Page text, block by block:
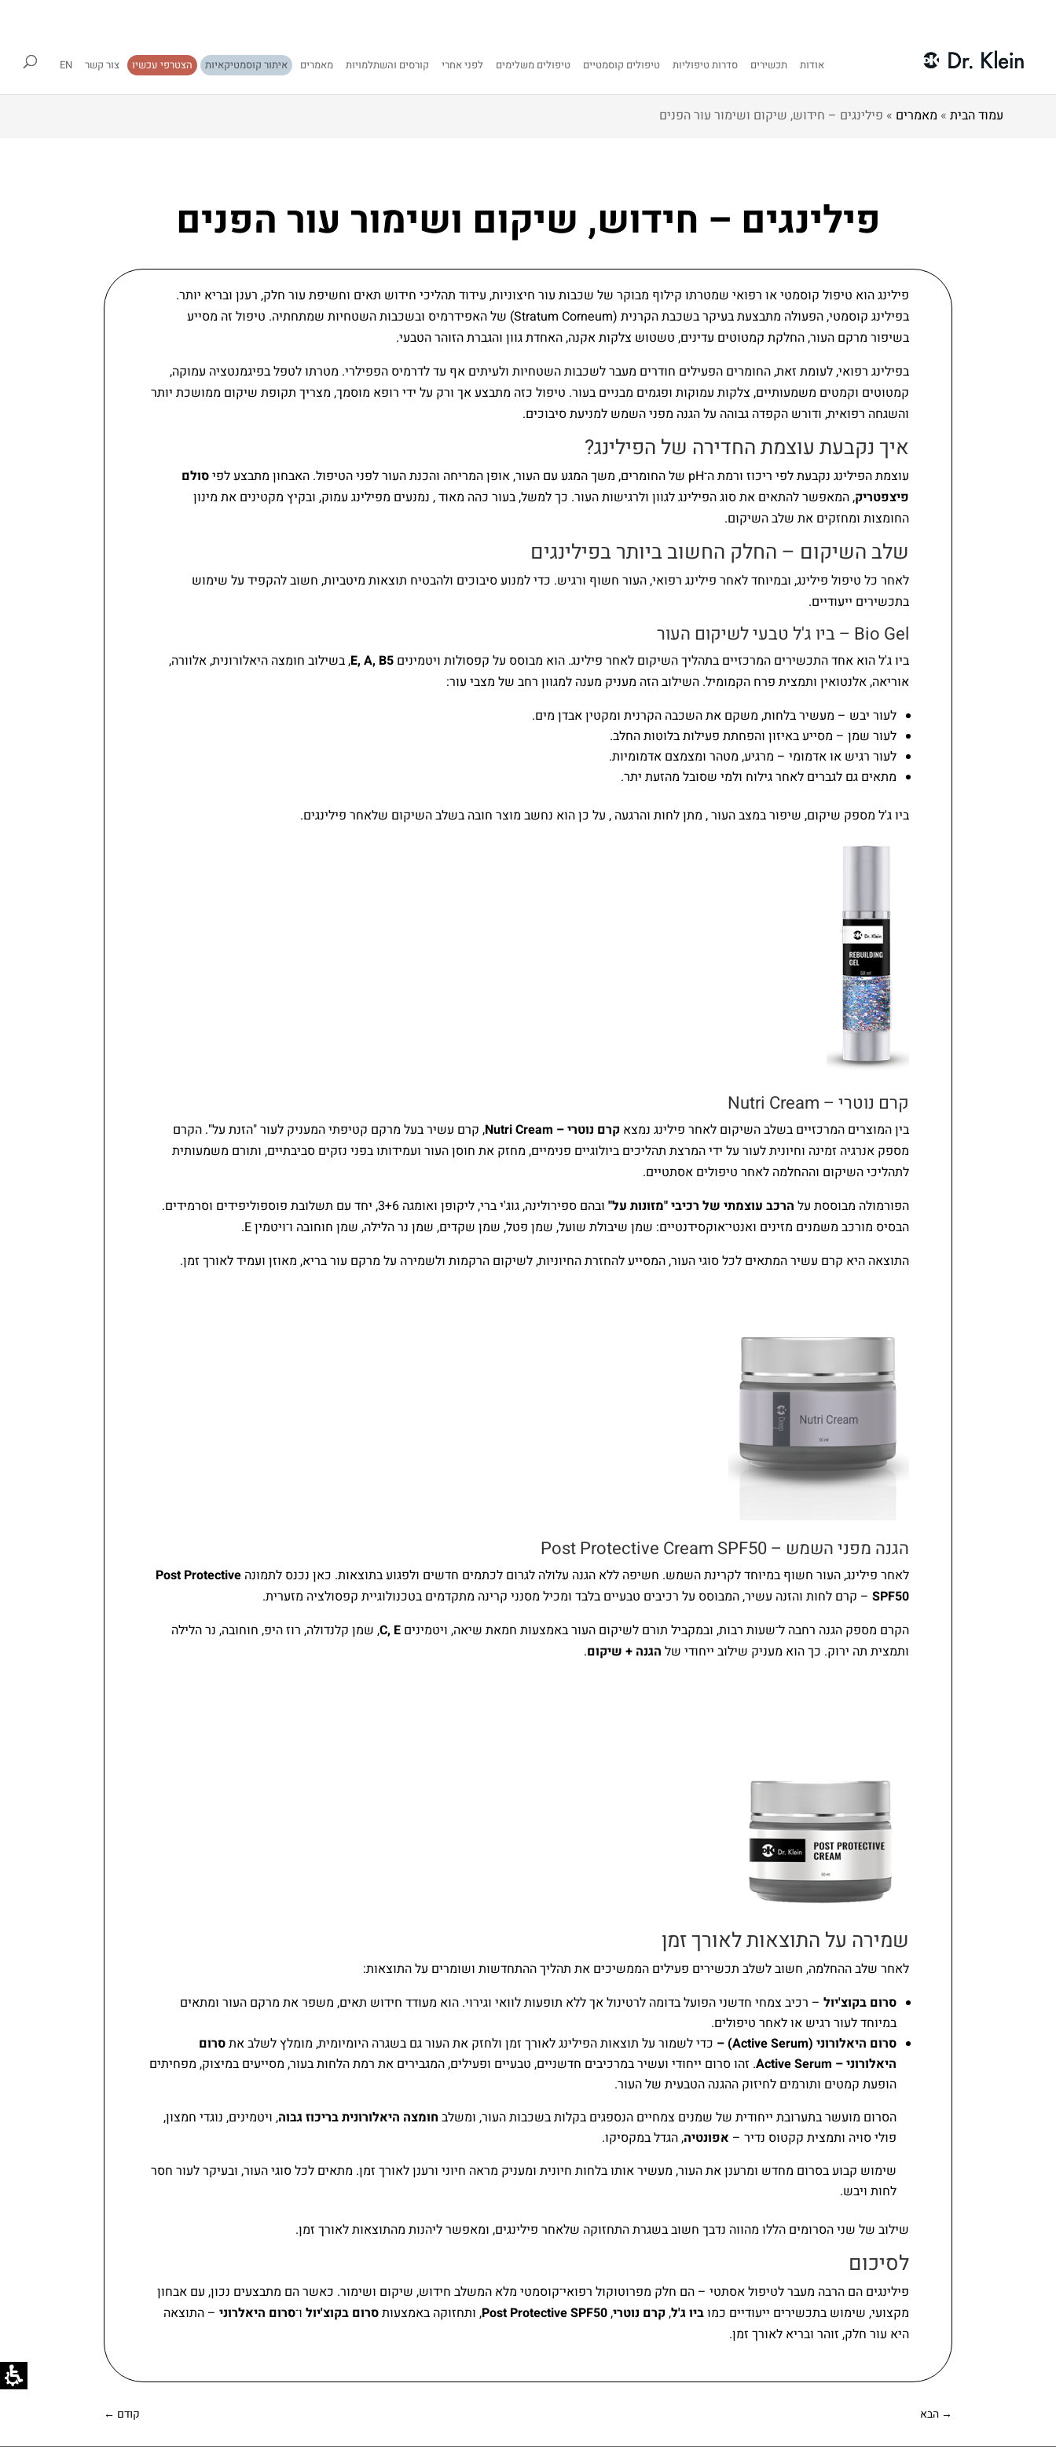
אודות תכשירים סדרות טיפוליות טיפולים קוסמטיים טיפולים משלימים לפני אחרי קורסים והשתלמויות מאמרים איתור קוסמטיקאיות הצטרפי עכשיו צור קשר EN
עמוד הבית » מאמרים » פילינגים – חידוש, שיקום ושימור עור הפנים
פילינגים – חידוש, שיקום ושימור עור הפנים
פילינג הוא טיפול קוסמטי או רפואי שמטרתו קילוף מבוקר של שכבות עור חיצוניות, עידוד תהליכי חידוש תאים וחשיפת עור חלק, רענן ובריא יותר.
בפילינג קוסמטי, הפעולה מתבצעת בעיקר בשכבת הקרנית (Stratum Corneum) של האפידרמיס ובשכבות השטחיות שמתחתיה. טיפול זה מסייע
בשיפור מרקם העור, החלקת קמטוטים עדינים, טשטוש צלקות אקנה, האחדת גוון והגברת הזוהר הטבעי.
בפילינג רפואי, לעומת זאת, החומרים הפעילים חודרים מעבר לשכבות השטחיות ולעיתים אף עד לדרמיס הפפילרי. מטרתו לטפל בפיגמנטציה עמוקה,
קמטוטים וקמטים משמעותיים, צלקות עמוקות ופגמים מבניים בעור. טיפול כזה מתבצע אך ורק על ידי רופא מוסמך, מצריך תקופת שיקום ממושכת יותר
והשגחה רפואית, ודורש הקפדה גבוהה על הגנה מפני השמש למניעת סיבוכים.
איך נקבעת עוצמת החדירה של הפילינג?
עוצמת הפילינג נקבעת לפי ריכוז ורמת ה־pH של החומרים, משך המגע עם העור, אופן המריחה והכנת העור לפני הטיפול. האבחון מתבצע לפי
סולם
פיצפטריק, המאפשר להתאים את סוג הפילינג לגוון ולרגישות העור. כך למשל, בעור כהה מאוד , נמנעים מפילינג עמוק, ובקיץ מקטינים את מינון
החומצות ומחזקים את שלב השיקום.
שלב השיקום – החלק החשוב ביותר בפילינגים
לאחר כל טיפול פילינג, ובמיוחד לאחר פילינג רפואי, העור חשוף ורגיש. כדי למנוע סיבוכים ולהבטיח תוצאות מיטביות, חשוב להקפיד על שימוש
בתכשירים ייעודיים.
Bio Gel – ביו ג'ל טבעי לשיקום העור
ביו ג'ל הוא אחד התכשירים המרכזיים בתהליך השיקום לאחר פילינג. הוא מבוסס על קפסולות ויטמינים E, A, B5, בשילוב חומצה היאלורונית, אלוורה,
אוריאה, אלנטואין ותמצית פרח הקמומיל. השילוב הזה מעניק מענה למגוון רחב של מצבי עור:
לעור יבש – מעשיר בלחות, משקם את השכבה הקרנית ומקטין אבדן מים.
לעור שמן – מסייע באיזון והפחתת פעילות בלוטות החלב.
לעור רגיש או אדמומי – מרגיע, מטהר ומצמצם אדמומיות.
מתאים גם לגברים לאחר גילוח ולמי שסובל מהזעת יתר.
ביו ג'ל מספק שיקום, שיפור במצב העור , מתן לחות והרגעה , על כן הוא נחשב מוצר חובה בשלב השיקום שלאחר פילינגים.
קרם נוטרי – Nutri Cream
בין המוצרים המרכזיים בשלב השיקום לאחר פילינג נמצא קרם נוטרי – Nutri Cream
, קרם עשיר בעל מרקם קטיפתי המעניק לעור "הזנת על". הקרם
מספק אנרגיה זמינה וחיונית לעור על ידי המרצת תהליכים ביולוגיים פנימיים, מחזק את חוסן העור ועמידותו בפני נזקים סביבתיים, ותורם משמעותית
לתהליכי השיקום וההחלמה לאחר טיפולים אסתטיים.
הפורמולה מבוססת על הרכב עוצמתי של רכיבי "מזונות על"
ובהם ספירולינה, גוג'י ברי, ליקופן ואומגה 3+6, יחד עם תשלובת פוספוליפידים וסרמידים.
הבסיס מורכב משמנים מזינים ואנטי־אוקסידנטיים: שמן שיבולת שועל, שמן פטל, שמן שקדים, שמן נר הלילה, שמן חוחובה ו־ויטמין E.
התוצאה היא קרם עשיר המתאים לכל סוגי העור, המסייע להחזרת החיוניות, לשיקום הרקמות ולשמירה על מרקם עור בריא, מאוזן ועמיד לאורך זמן.
הגנה מפני השמש – Post Protective Cream SPF50
לאחר פילינג, העור חשוף במיוחד לקרינת השמש. חשיפה ללא הגנה עלולה לגרום לכתמים חדשים ולפגוע בתוצאות. כאן נכנס לתמונה Post Protective
SPF50– קרם לחות והזנה עשיר, המבוסס על רכיבים טבעיים בלבד ומכיל מסנני קרינה מתקדמים בטכנולוגיית קפסולציה מזערית.
הקרם מספק הגנה רחבה ל־שעות רבות, ובמקביל תורם לשיקום העור באמצעות חמאת שיאה, ויטמינים C, E, שמן קלנדולה, רוז היפ, חוחובה, נר הלילה
ותמצית תה ירוק. כך הוא מעניק שילוב ייחודי של הגנה + שיקום.
שמירה על התוצאות לאורך זמן
לאחר שלב ההחלמה, חשוב לשלב תכשירים פעילים הממשיכים את תהליך ההתחדשות ושומרים על התוצאות:
סרום בקוצ'יול– רכיב צמחי חדשני הפועל בדומה לרטינול אך ללא תופעות לוואי וגירוי. הוא מעודד חידוש תאים, משפר את מרקם העור ומתאים
במיוחד לעור רגיש או לאחר טיפולים.
סרום היאלורוני (Active Serum) –
כדי לשמור על תוצאות הפילינג לאורך זמן ולחזק את העור גם בשגרה היומיומית, מומלץ לשלב אתסרום
היאלורוני – Active Serum
. זהו סרום ייחודי ועשיר במרכיבים חדשניים, טבעיים ופעילים, המגבירים את רמת הלחות בעור, מסייעים במיצוק, מפחיתים
הופעת קמטים ותורמים לחיזוק ההגנה הטבעית של העור.
הסרום מועשר בתערובת ייחודית של שמנים צמחיים הנספגים בקלות בשכבות העור, ומשלב חומצה היאלורונית בריכוז גבוה, ויטמינים, נוגדי חמצון,
פולי סויה ותמצית קקטוס נדיר – אפונטיה, הגדל במקסיקו.
שימוש קבוע בסרום מחדש ומרענן את העור, מעשיר אותו בלחות חיונית ומעניק מראה חיוני ורענן לאורך זמן. מתאים לכל סוגי העור, ובעיקר לעור חסר
לחות ויבש.
שילוב של שני הסרומים הללו מהווה נדבך חשוב בשגרת התחזוקה שלאחר פילינגים, ומאפשר ליהנות מהתוצאות לאורך זמן.
לסיכום
פילינגים הם הרבה מעבר לטיפול אסתטי – הם חלק מפרוטוקול רפואי־קוסמטי מלא המשלב חידוש, שיקום ושימור. כאשר הם מתבצעים נכון, עם אבחון
מקצועי, שימוש בתכשירים ייעודיים כמוביו ג'ל,קרם נוטרי,
Post Protective SPF50, ותחזוקה באמצעותסרום בקוצ'יולו־סרום היאלרוני– התוצאה
היא עור חלק, זוהר ובריא לאורך זמן.
← קודם הבא →